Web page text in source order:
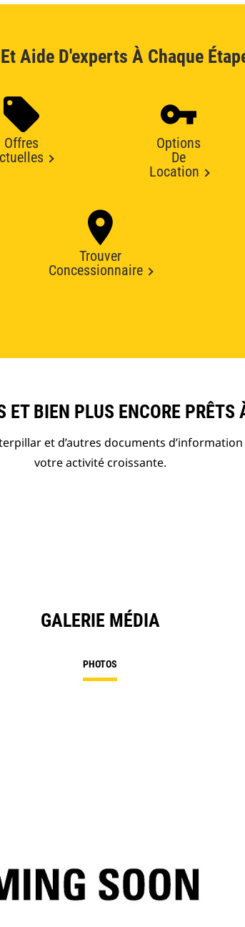
Aide D'experts À Chaque
Offres
Options
De
Location
Trouver
Concessionnaire
ET BIEN PLUS ENCORE PRÊTS
et d’autres documents
votre activité croissante.
GALERIE MÉDIA
PHOTOS